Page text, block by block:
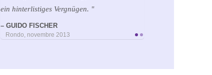
ein hinterlistiges Vergnügen.
GUIDO FISCHER
Rondo, novembre 2013
L’Alsace – Juillet 2013